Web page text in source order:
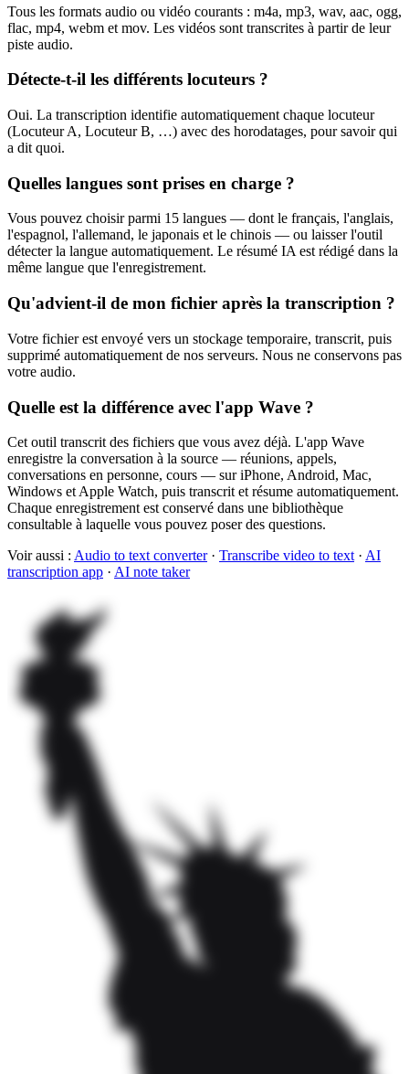
Tous les formats audio ou vidéo courants : m4a, mp3, wav, aac, ogg,
flac, mp4, webm et mov. Les vidéos sont transcrites à partir de leur
piste audio.
Détecte-t-il les différents locuteurs ?
Oui. La transcription identifie automatiquement chaque locuteur
(Locuteur A, Locuteur B, …) avec des horodatages, pour savoir qui
a dit quoi.
Quelles langues sont prises en charge ?
Vous pouvez choisir parmi 15 langues — dont le français, l'anglais,
l'espagnol, l'allemand, le japonais et le chinois — ou laisser l'outil
détecter la langue automatiquement. Le résumé IA est rédigé dans la
même langue que l'enregistrement.
Qu'advient-il de mon fichier après la transcription ?
Votre fichier est envoyé vers un stockage temporaire, transcrit, puis
supprimé automatiquement de nos serveurs. Nous ne conservons pas
votre audio.
Quelle est la différence avec l'app Wave ?
Cet outil transcrit des fichiers que vous avez déjà. L'app Wave
enregistre la conversation à la source — réunions, appels,
conversations en personne, cours — sur iPhone, Android, Mac,
Windows et Apple Watch, puis transcrit et résume automatiquement.
Chaque enregistrement est conservé dans une bibliothèque
consultable à laquelle vous pouvez poser des questions.
Voir aussi : Audio to text converter· Transcribe video to text · AI
transcription app · AI note taker